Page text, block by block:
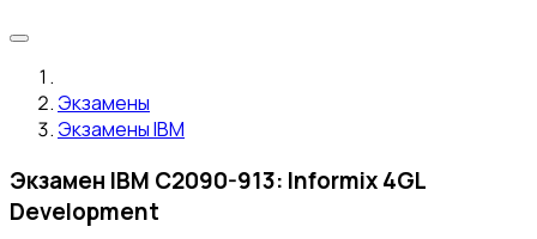
Экзамены
Экзамены IBM
Экзамен IBM C2090-913: Informix 4GL
Development